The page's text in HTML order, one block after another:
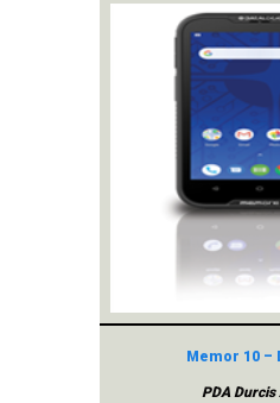
Memor 10 –
PDA Durcis